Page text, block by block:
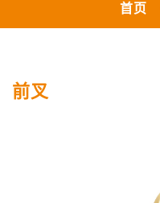
首页
前叉